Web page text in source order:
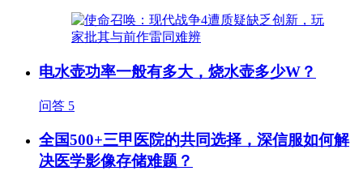
电水壶功率一般有多大，烧水壶多少W？
问答 5
全国500+三甲医院的共同选择，深信服如何解
决医学影像存储难题？